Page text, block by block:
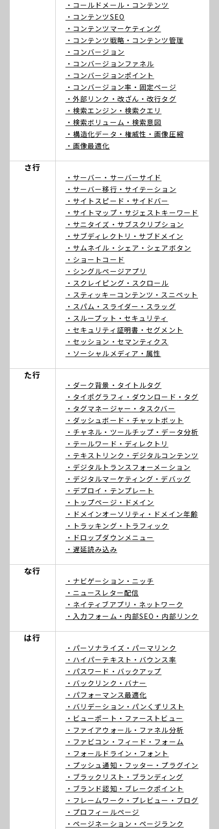
・コールドメール ・コンテンツ
・コンテンツSEO
・コンテンツマーケティング
・コンテンツ戦略 ・コンテンツ管理
・コンバージョン
・コンバージョンファネル
・コンバージョンポイント
・コンバージョン率 ・固定ページ
・外部リンク ・改ざん ・改行タグ
・検索エンジン ・検索クエリ
・検索ボリューム ・検索意図
・構造化データ ・権威性 ・画像圧縮
・画像最適化
さ行
・サーバー ・サーバーサイド
・サーバー移行 ・サイテーション
・サイトスピード ・サイドバー
・サイトマップ ・サジェストキーワード
・サニタイズ ・サブスクリプション
・サブディレクトリ ・サブドメイン
・サムネイル ・シェア ・シェアボタン
・ショートコード
・シングルページアプリ
・スクレイピング ・スクロール
・スティッキーコンテンツ ・スニペット
・スパム ・スライダー ・スラッグ
・スループット ・セキュリティ
・セキュリティ証明書 ・セグメント
・セッション ・セマンティクス
・ソーシャルメディア ・属性
た行
・ダーク背景 ・タイトルタグ
・タイポグラフィ ・ダウンロード ・タグ
・タグマネージャー ・タスクバー
・ダッシュボード ・チャットボット
・チャネル ・ツールチップ ・データ分析
・テールワード ・ディレクトリ
・テキストリンク ・デジタルコンテンツ
・デジタルトランスフォーメーション
・デジタルマーケティング ・デバッグ
・デプロイ ・テンプレート
・トップページ ・ドメイン
・ドメインオーソリティ ・ドメイン年齢
・トラッキング ・トラフィック
・ドロップダウンメニュー
・遅延読み込み
な行
・ナビゲーション ・ニッチ
・ニュースレター配信
・ネイティブアプリ ・ネットワーク
・入力フォーム ・内部SEO ・内部リンク
は行
・パーソナライズ ・パーマリンク
・ハイパーテキスト ・バウンス率
・パスワード ・バックアップ
・バックリンク ・バナー
・パフォーマンス最適化
・バリデーション ・パンくずリスト
・ビューポート ・ファーストビュー
・ファイアウォール ・ファネル分析
・ファビコン ・フィード ・フォーム
・フォールドライン ・フォント
・プッシュ通知 ・フッター ・プラグイン
・ブラックリスト ・ブランディング
・ブランド認知 ・ブレークポイント
・フレームワーク ・プレビュー ・ブログ
・プロフィールページ
・ページネーション ・ページランク